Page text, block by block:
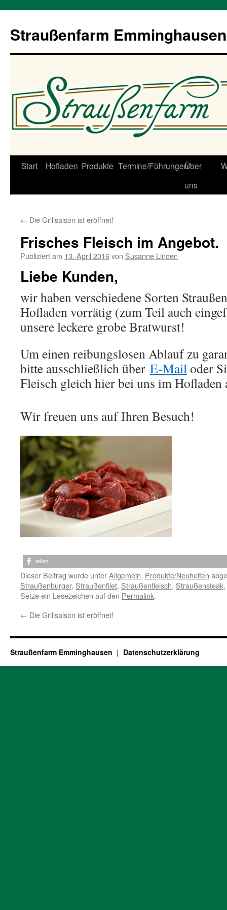
Straußenfarm Emminghausen
Zum
Start Hofladen Produkte Termine/FührungenÜber
uns
← Die Grillsaison ist eröffnet!
Frisches Fleisch im Angebot.
Publiziert am 13. April 2016von Susanne Linden
Liebe Kunden,
wir haben verschiedene Sorten
Hofladen vorrätig (zum Teil auch
unsere leckere grobe Bratwurst!
Um einen reibungslosen Ablauf zu
bitte ausschließlich über E-Mailoder
Fleisch gleich hier bei uns im Hofladen
Wir freuen uns auf Ihren Besuch!
teilen
Dieser Beitrag wurde unterAllgemein, Produkte/Neuheiten
Straußenburger, Straußenfilet, Straußenfleisch, Straußensteak,
Setze ein Lesezeichen auf den Permalink.
← Die Grillsaison ist eröffnet!
Straußenfarm Emminghausen Datenschutzerklärung